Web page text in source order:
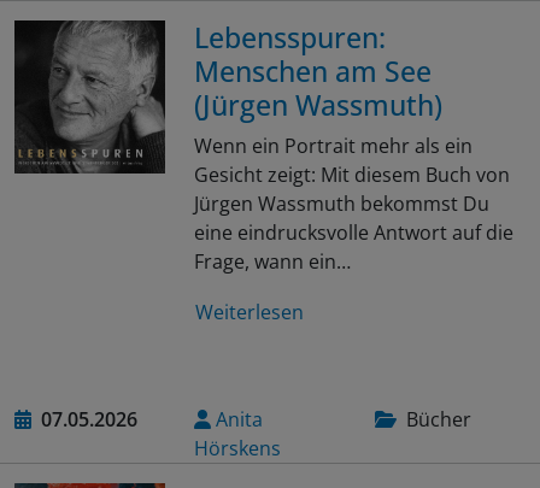
Lebensspuren:
Menschen am See
(Jürgen Wassmuth)
Wenn ein Portrait mehr als ein
Gesicht zeigt: Mit diesem Buch von
Jürgen Wassmuth bekommst Du
eine eindrucksvolle Antwort auf die
Frage, wann ein…
Weiterlesen
07.05.2026
Anita
Hörskens
Bücher